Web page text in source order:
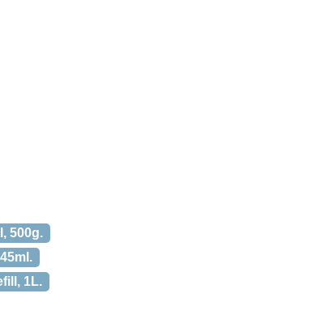
500g.
1L.